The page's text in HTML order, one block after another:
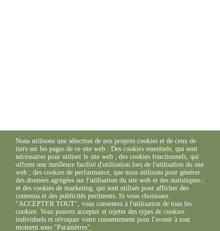
Nous utilisons une sélection de nos propres cookies et de ceux de
tiers sur les pages de ce site web : Des cookies essentiels, qui sont
nécessaires pour utiliser le site web ; des cookies fonctionnels, qui
offrent une meilleure facilité d'utilisation lors de l'utilisation du site
web ; des cookies de performance, que nous utilisons pour générer
des données agrégées sur l'utilisation du site web et des statistiques ;
et des cookies de marketing, qui sont utilisés pour afficher des
contenus et des publicités pertinents. Si vous choisissez
"ACCEPTER TOUT", vous consentez à l'utilisation de tous les
cookies. Vous pouvez accepter et rejeter des types de cookies
individuels et révoquer votre consentement pour l'avenir à tout
moment sous "Paramètres".